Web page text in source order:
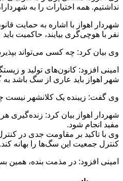
نداشتیم. همه اختیارات را به
شهردار اهواز با اشاره به حمایت
نفر با هوچی‌گری بیایند، حاکمیت
وی بیان کرد: چه کسی می‌تواند
امینی افزود: کانون‌های تولید و
شهر اهواز باید عاری از سگ باشد
وی گفت: زیبنده یک کلانشهر نیست
شهردار اهواز بیان کرد:
مفید انجام شود.
وی با تاکید بر مقاومت جدی در
کنترل جمعیت این سگ‌ها را بهانه کند.
امینی افزود: در مذمت بنده،